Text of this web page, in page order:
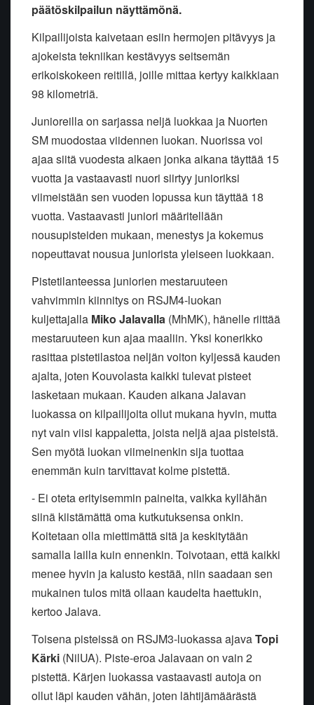
päätöskilpailun näyttämönä.
Kilpailijoista kaivetaan esiin hermojen pitävyys ja
ajokeista tekniikan kestävyys seitsemän
erikoiskokeen reitillä, joille mittaa kertyy kaikkiaan
98 kilometriä.
Junioreilla on sarjassa neljä luokkaa ja Nuorten
SM muodostaa viidennen luokan. Nuorissa voi
ajaa siitä vuodesta alkaen jonka aikana täyttää 15
vuotta ja vastaavasti nuori siirtyy junioriksi
viimeistään sen vuoden lopussa kun täyttää 18
vuotta. Vastaavasti juniori määritellään
nousupisteiden mukaan, menestys ja kokemus
nopeuttavat nousua juniorista yleiseen luokkaan.
Pistetilanteessa juniorien mestaruuteen
vahvimmin kiinnitys on RSJM4-luokan
kuljettajalla Miko Jalavalla (MhMK), hänelle riittää
mestaruuteen kun ajaa maaliin. Yksi konerikko
rasittaa pistetilastoa neljän voiton kyljessä kauden
ajalta, joten Kouvolasta kaikki tulevat pisteet
lasketaan mukaan. Kauden aikana Jalavan
luokassa on kilpailijoita ollut mukana hyvin, mutta
nyt vain viisi kappaletta, joista neljä ajaa pisteistä.
Sen myötä luokan viimeinenkin sija tuottaa
enemmän kuin tarvittavat kolme pistettä.
- Ei oteta erityisemmin paineita, vaikka kyllähän
siinä kiistämättä oma kutkutuksensa onkin.
Koitetaan olla miettimättä sitä ja keskitytään
samalla lailla kuin ennenkin. Toivotaan, että kaikki
menee hyvin ja kalusto kestää, niin saadaan sen
mukainen tulos mitä ollaan kaudelta haettukin,
kertoo Jalava.
Toisena pisteissä on RSJM3-luokassa ajavaTopi
Kärki (NilUA). Piste-eroa Jalavaan on vain 2
pistettä. Kärjen luokassa vastaavasti autoja on
ollut läpi kauden vähän, joten lähtijämäärästä